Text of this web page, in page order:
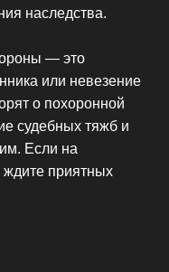
наследства.
— это
или невезение
о похоронной
судебных тяжб и
Если на
ждите приятных